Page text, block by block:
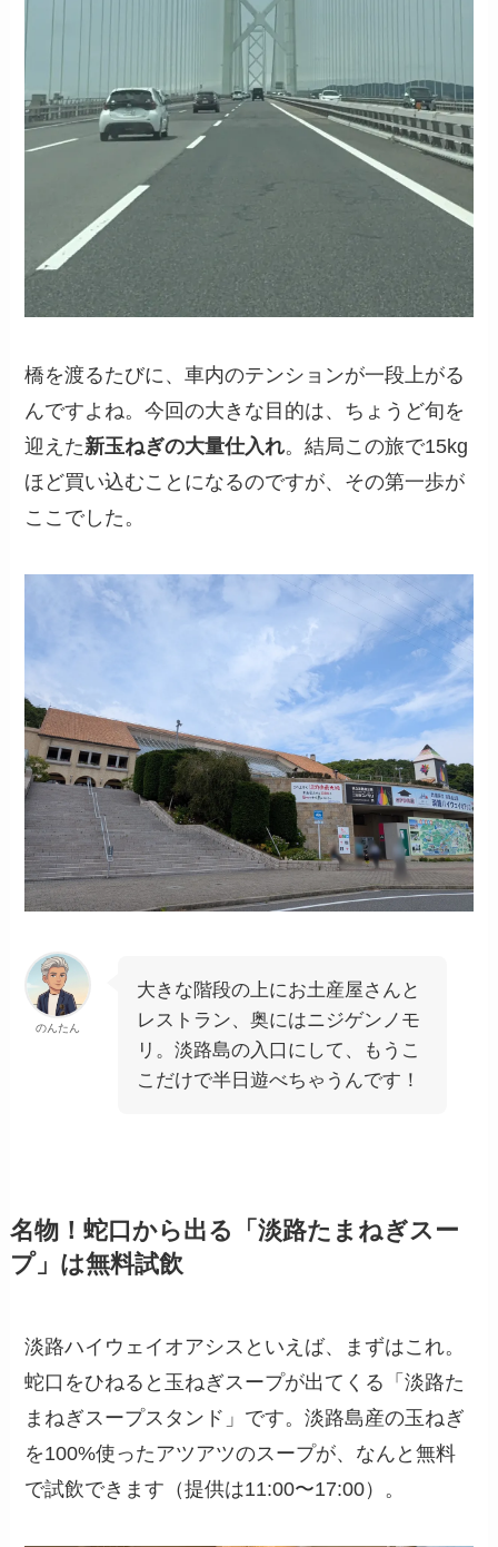
橋を渡るたびに、車内のテンションが一段上がる
んですよね。今回の大きな目的は、ちょうど旬を
迎えた新玉ねぎの大量仕入れ。結局この旅で15kg
ほど買い込むことになるのですが、その第一歩が
ここでした。
のんたん
大きな階段の上にお土産屋さんと
レストラン、奥にはニジゲンノモ
リ。淡路島の入口にして、もうこ
こだけで半日遊べちゃうんです！
名物！蛇口から出る「淡路たまねぎスー
プ」は無料試飲
淡路ハイウェイオアシスといえば、まずはこれ。
蛇口をひねると玉ねぎスープが出てくる 「淡路た
まねぎスープスタンド」です。淡路島産の玉ねぎ
を100%使ったアツアツのスープが、なんと無料
で試飲できます（提供は11:00〜17:00）。